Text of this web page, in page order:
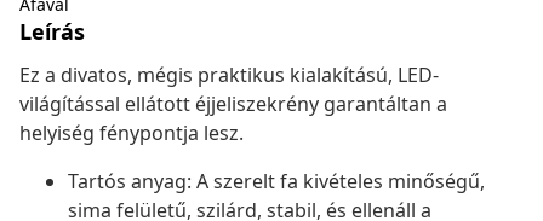
Leírás
Ez a divatos, mégis praktikus kialakítású, LED-
világítással ellátott éjjeliszekrény garantáltan a
helyiség fénypontja lesz.
Tartós anyag: A szerelt fa kivételes minőségű,
sima felületű, szilárd, stabil, és ellenáll a